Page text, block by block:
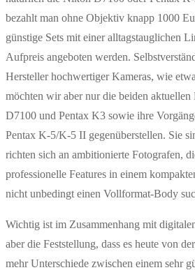
bezahlt man ohne Objektiv knapp 1000
günstige Sets mit einer alltagstauglichen
Aufpreis angeboten werden.
Hersteller hochwertiger Kameras, wie
möchten wir aber nur die beiden
D7100 und Pentax K3 sowie ihre
Pentax K-5/K-5 II gegenüberstellen. Sie
richten sich an ambitionierte Fotografen,
professionelle Features in einem
nicht unbedingt einen Vollformat-Body
Wichtig ist im Zusammenhang mit
aber die Feststellung, dass es heute von
mehr Unterschiede zwischen einem sehr